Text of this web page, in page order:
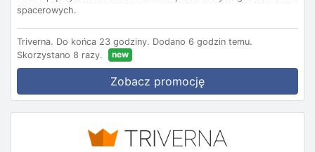
spacerowych.
Triverna. Do końca 23 godziny. Dodano 6 godzin temu.
Skorzystano 8 razy.
new
Zobacz promocję